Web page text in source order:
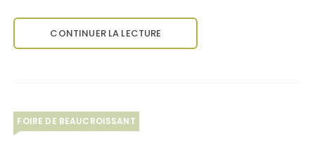
CONTINUER LA LECTURE
FOIRE DE BEAUCROISSANT